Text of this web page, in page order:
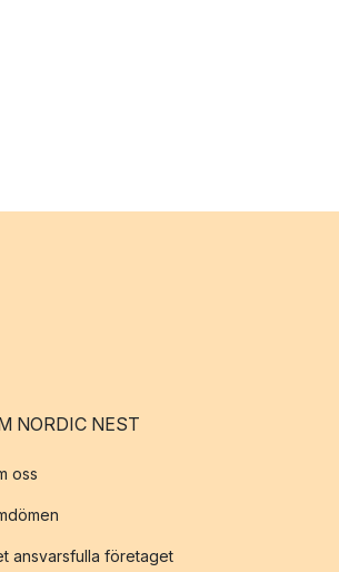
NORDIC NEST
oss
ansvarsfulla företaget